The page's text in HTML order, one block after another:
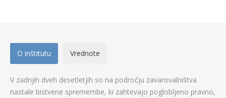
O inštitutu Vrednote
V zadnjih dveh desetletjih so na področju zavarovalništva
nastale bistvene spremembe, ki zahtevajo poglobljeno pravno,